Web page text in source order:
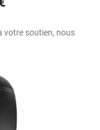
votre soutien, nous